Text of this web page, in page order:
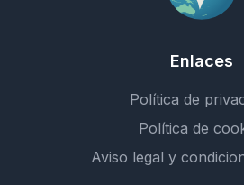
Enlaces
Política de
Política de
Aviso legal y